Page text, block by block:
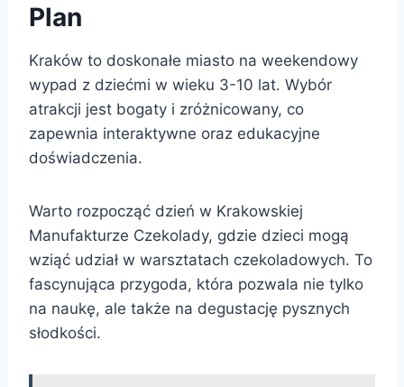
Plan
Kraków to doskonałe miasto na weekendowy
wypad z dziećmi w wieku 3-10 lat. Wybór
atrakcji jest bogaty i zróżnicowany, co
zapewnia interaktywne oraz edukacyjne
doświadczenia.
Warto rozpocząć dzień w Krakowskiej
Manufakturze Czekolady, gdzie dzieci mogą
wziąć udział w warsztatach czekoladowych. To
fascynująca przygoda, która pozwala nie tylko
na naukę, ale także na degustację pysznych
słodkości.